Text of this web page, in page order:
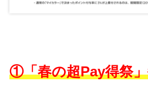
①「春の超Pay得祭